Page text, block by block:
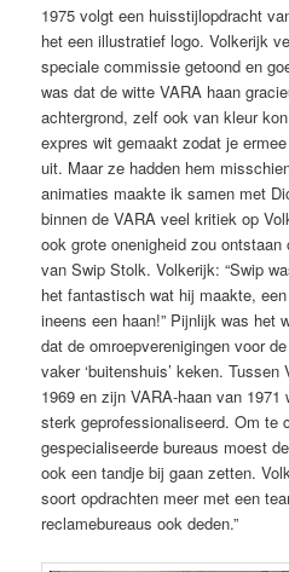
1975 volgt een huisstijlopdracht
het een illustratief logo. Volkerijk
speciale commissie getoond en
was dat de witte VARA haan
achtergrond, zelf ook van kleur
expres wit gemaakt zodat je
uit. Maar ze hadden hem
animaties maakte ik samen met
binnen de VARA veel kritiek op
ook grote onenigheid zou
van Swip Stolk. Volkerijk: “Swip
het fantastisch wat hij maakte,
ineens een haan!” Pijnlijk was het
dat de omroepverenigingen voor
vaker ‘buitenshuis’ keken.
1969 en zijn VARA-haan van
sterk geprofessionaliseerd. Om te
gespecialiseerde bureaus moest
ook een tandje bij gaan zetten.
soort opdrachten meer met een
reclamebureaus ook deden.”